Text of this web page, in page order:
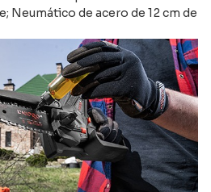
Neumático de acero de 12 cm de